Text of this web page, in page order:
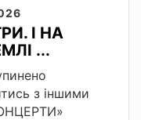
І НА
...
з іншими